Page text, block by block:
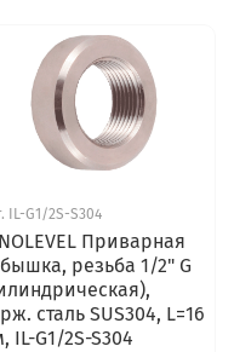
IL-G1/2S-S304
Приварная
резьба 1/2" G
сталь SUS304, L=16
IL-G1/2S-S304